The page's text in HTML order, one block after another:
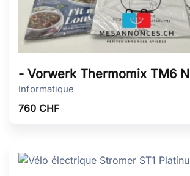
- Vorwerk Thermomix TM6
Informatique
760 CHF